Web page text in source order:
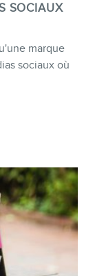
SOCIAUX
marque
sociaux où